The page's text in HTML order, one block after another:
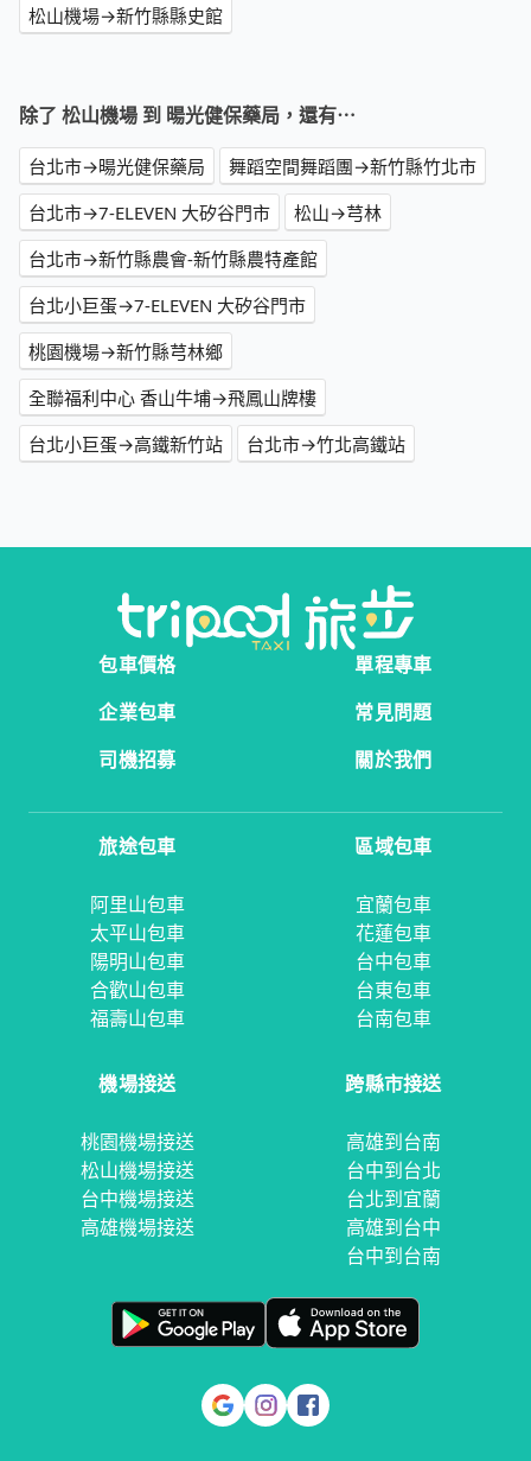
松山機場→新竹縣縣史館
除了 松山機場 到 暘光健保藥局，還有⋯
台北市→暘光健保藥局
舞蹈空間舞蹈團→新竹縣竹北市
台北市→7-ELEVEN 大矽谷門市
松山→芎林
台北市→新竹縣農會-新竹縣農特產館
台北小巨蛋→7-ELEVEN 大矽谷門市
桃園機場→新竹縣芎林鄉
全聯福利中心 香山牛埔→飛鳳山牌樓
台北小巨蛋→高鐵新竹站
台北市→竹北高鐵站
包車價格
單程專車
企業包車
常見問題
司機招募
關於我們
旅途包車
阿里山包車
太平山包車
陽明山包車
合歡山包車
福壽山包車
區域包車
宜蘭包車
花蓮包車
台中包車
台東包車
台南包車
機場接送
桃園機場接送
松山機場接送
台中機場接送
高雄機場接送
跨縣市接送
高雄到台南
台中到台北
台北到宜蘭
高雄到台中
台中到台南